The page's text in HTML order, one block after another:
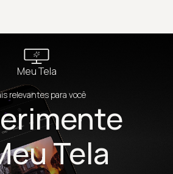
Meu Tela
relevantes para você
Tela